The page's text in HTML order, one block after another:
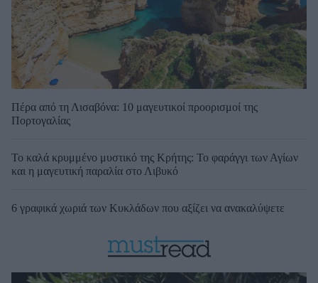
Πέρα από τη Λισαβόνα: 10 μαγευτικοί προορισμοί της
Πορτογαλίας
Το καλά κρυμμένο μυστικό της Κρήτης: Το φαράγγι των Αγίων
και η μαγευτική παραλία στο Λιβυκό
6 γραφικά χωριά των Κυκλάδων που αξίζει να ανακαλύψετε